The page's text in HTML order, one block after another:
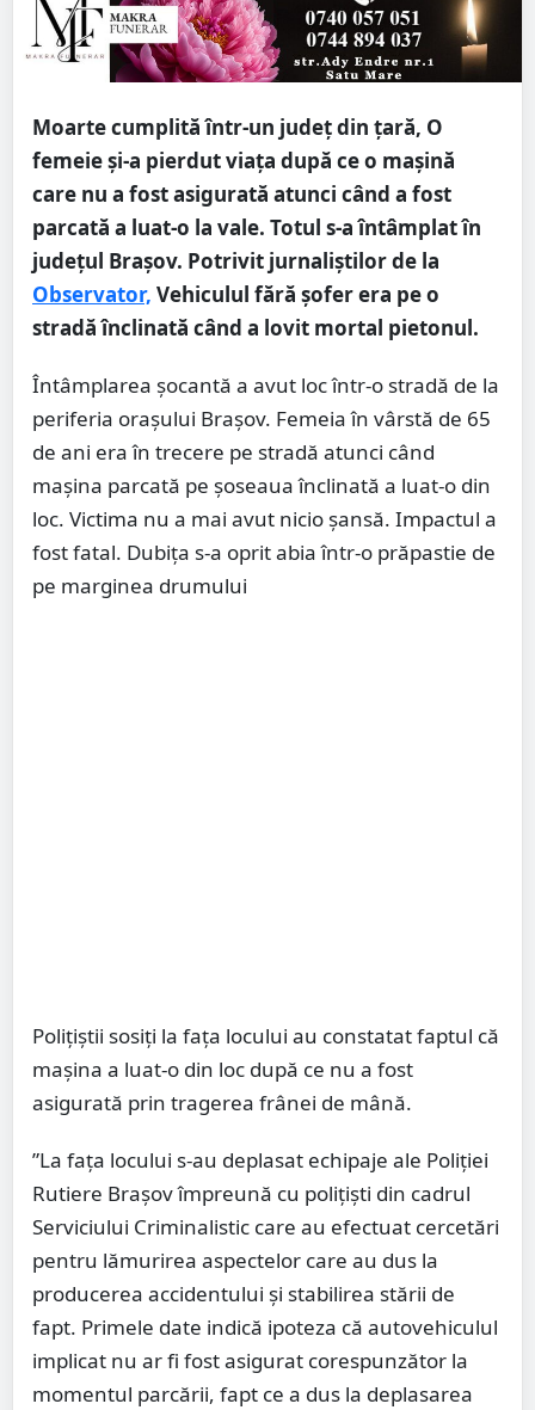
Moarte cumplită într-un județ din țară, O
femeie şi-a pierdut viaţa după ce o maşină
care nu a fost asigurată atunci când a fost
parcată a luat-o la vale. Totul s-a întâmplat în
județul Brașov. Potrivit jurnaliștilor de la
Observator, Vehiculul fără şofer era pe o
stradă înclinată când a lovit mortal pietonul.
Întâmplarea şocantă a avut loc într-o stradă de la
periferia oraşului Braşov. Femeia în vârstă de 65
de ani era în trecere pe stradă atunci când
maşina parcată pe şoseaua înclinată a luat-o din
loc. Victima nu a mai avut nicio şansă. Impactul a
fost fatal. Dubiţa s-a oprit abia într-o prăpastie de
pe marginea drumului
Polițiștii sosiți la fața locului au constatat faptul că
mașina a luat-o din loc după ce nu a fost
asigurată prin tragerea frânei de mână.
”La faţa locului s-au deplasat echipaje ale Poliţiei
Rutiere Braşov împreună cu poliţişti din cadrul
Serviciului Criminalistic care au efectuat cercetări
pentru lămurirea aspectelor care au dus la
producerea accidentului şi stabilirea stării de
fapt. Primele date indică ipoteza că autovehiculul
implicat nu ar fi fost asigurat corespunzător la
momentul parcării, fapt ce a dus la deplasarea